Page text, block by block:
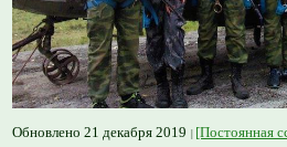
Обновлено 21 декабря 2019 [Постоянная